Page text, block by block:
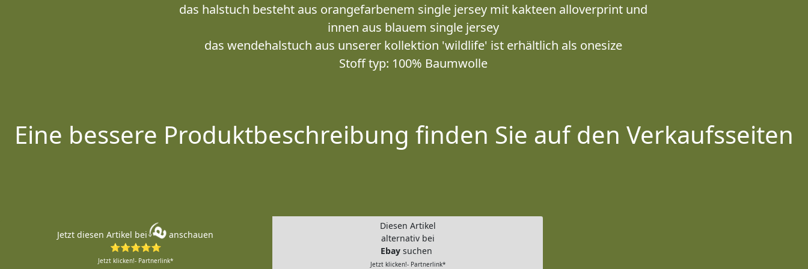
das halstuch besteht aus orangefarbenem single jersey mit kakteen alloverprint und
innen aus blauem single jersey
das wendehalstuch aus unserer kollektion 'wildlife' ist erhältlich als onesize
Stoff typ: 100% Baumwolle
Eine bessere Produktbeschreibung finden Sie auf den Verkaufsseiten
Jetzt diesen Artikel bei
anschauen
⭐⭐⭐⭐⭐
Jetzt klicken!- Partnerlink*
Diesen Artikel
alternativ bei
Ebay suchen
Jetzt klicken!- Partnerlink*